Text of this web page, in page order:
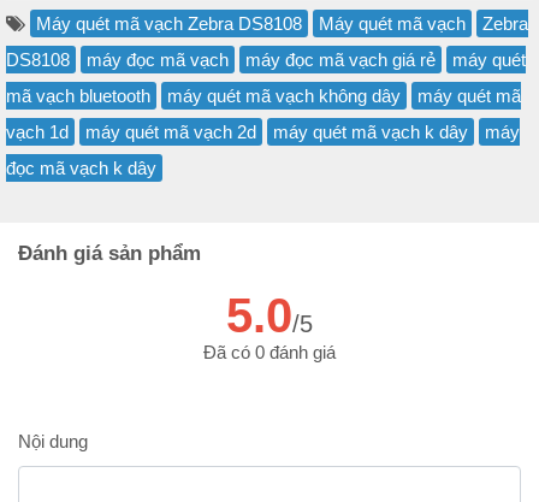
Máy quét mã vạch Zebra DS8108 Máy quét mã vạch
Zebra
DS8108
máy đọc mã vạch máy đọc mã vạch giá rẻ
máy quét
mã vạch bluetooth
máy quét mã vạch không dây
máy quét mã
vạch 1d
máy quét mã vạch 2d máy quét mã vạch k dây
máy
đọc mã vạch k dây
Đánh giá sản phẩm
5.0/5
Đã có 0 đánh giá
Nội dung